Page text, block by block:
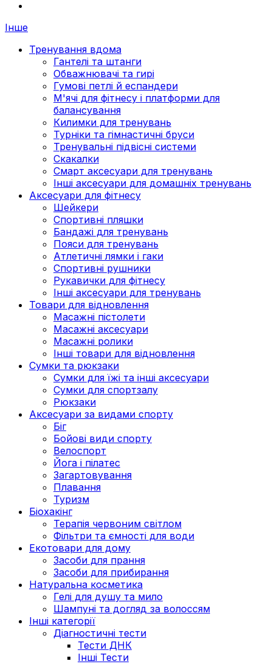
Інше
Тренування вдома
Гантелі та штанги
Обважнювачі та гирі
Гумові петлі й еспандери
М'ячі для фітнесу і платформи для
балансування
Килимки для тренувань
Турніки та гімнастичні бруси
Тренувальні підвісні системи
Скакалки
Смарт аксесуари для тренувань
Інші аксесуари для домашніх тренувань
Аксесуари для фітнесу
Шейкери
Спортивні пляшки
Бандажі для тренувань
Пояси для тренувань
Атлетичні лямки і гаки
Спортивні рушники
Рукавички для фітнесу
Інші аксесуари для тренувань
Товари для відновлення
Масажні пістолети
Масажні аксесуари
Масажні ролики
Інші товари для відновлення
Сумки та рюкзаки
Сумки для їжі та інші аксесуари
Сумки для спортзалу
Рюкзаки
Аксесуари за видами спорту
Біг
Бойові види спорту
Велоспорт
Йога і пілатес
Загартовування
Плавання
Туризм
Біохакінг
Терапія червоним світлом
Фільтри та ємності для води
Екотовари для дому
Засоби для прання
Засоби для прибирання
Натуральна косметика
Гелі для душу та мило
Шампуні та догляд за волоссям
Інші категорії
Діагностичні тести
Тести ДНК
Інші Тести